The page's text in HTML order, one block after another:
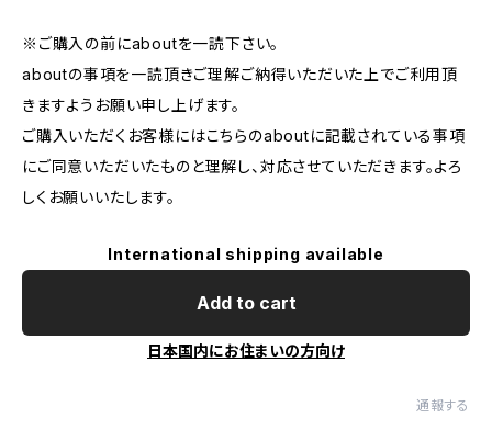
※ご購入の前にaboutを一読下さい。
aboutの事項を一読頂きご理解ご納得いただいた上でご利用頂
きますようお願い申し上げます。
ご購入いただくお客様にはこちらのaboutに記載されている事項
にご同意いただいたものと理解し、対応させていただきます。よろ
しくお願いいたします。
International shipping available
Add to cart
日本国内にお住まいの方向け
通報する